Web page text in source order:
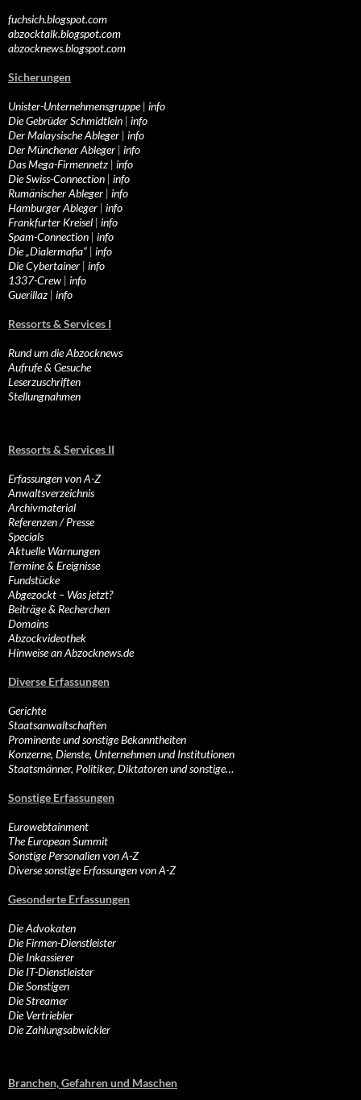
fuchsich.blogspot.com
abzocktalk.blogspot.com
abzocknews.blogspot.com
Sicherungen
Unister-Unternehmensgruppe| info
Die Gebrüder Schmidtlein | info
Der Malaysische Ableger | info
Der Münchener Ableger | info
Das Mega-Firmennetz | info
Die Swiss-Connection | info
Rumänischer Ableger | info
Hamburger Ableger | info
Frankfurter Kreisel | info
Spam-Connection | info
Die „Dialermafia“ | info
Die Cybertainer | info
1337-Crew | info
Guerillaz | info
Ressorts & Services I
Rund um die Abzocknews
Aufrufe & Gesuche
Leserzuschriften
Stellungnahmen
Ressorts & Services II
Erfassungen von A-Z
Anwaltsverzeichnis
Archivmaterial
Referenzen / Presse
Specials
Aktuelle Warnungen
Termine & Ereignisse
Fundstücke
Abgezockt – Was jetzt?
Beiträge & Recherchen
Domains
Abzockvideothek
Hinweise an Abzocknews.de
Diverse Erfassungen
Gerichte
Staatsanwaltschaften
Prominente und sonstige Bekanntheiten
Konzerne, Dienste, Unternehmen und Institutionen
Staatsmänner, Politiker, Diktatoren und sonstige…
Sonstige Erfassungen
Eurowebtainment
The European Summit
Sonstige Personalien von A-Z
Diverse sonstige Erfassungen von A-Z
Gesonderte Erfassungen
Die Advokaten
Die Firmen-Dienstleister
Die Inkassierer
Die IT-Dienstleister
Die Sonstigen
Die Streamer
Die Vertriebler
Die Zahlungsabwickler
Branchen, Gefahren und Maschen